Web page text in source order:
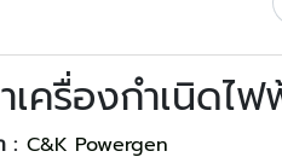
เครื่องกำเนิดไ
: C&K Powergen